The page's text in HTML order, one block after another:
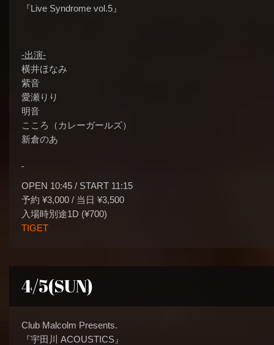
『Live Syndrome vol.5』
-出演-
横井ほなみ
紫音
愛瀬りり
明音
こころ（カレーガールズ）
新倉のあ
OPEN 10:45 / START 11:15
予約 ¥3,000 / 当日 ¥3,500
入場時別途1D (¥700)
TIGET
4/5(SUN)
Club Malcolm Presents.
『宇田川 ACOUSTICS』